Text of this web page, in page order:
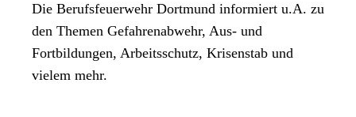
Die Berufsfeuerwehr Dortmund informiert u.A. zu
den Themen Gefahrenabwehr, Aus- und
Fortbildungen, Arbeitsschutz, Krisenstab und
vielem mehr.